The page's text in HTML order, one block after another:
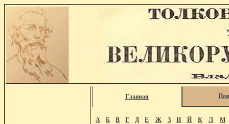
Главная
А Б В Г Д Е Ж З И Й К Л М